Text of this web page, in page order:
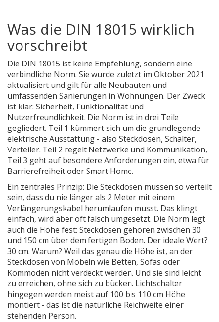
Was die DIN 18015 wirklich
vorschreibt
Die DIN 18015 ist keine Empfehlung, sondern eine
verbindliche Norm. Sie wurde zuletzt im Oktober 2021
aktualisiert und gilt für alle Neubauten und
umfassenden Sanierungen in Wohnungen. Der Zweck
ist klar: Sicherheit, Funktionalität und
Nutzerfreundlichkeit. Die Norm ist in drei Teile
gegliedert. Teil 1 kümmert sich um die grundlegende
elektrische Ausstattung - also Steckdosen, Schalter,
Verteiler. Teil 2 regelt Netzwerke und Kommunikation,
Teil 3 geht auf besondere Anforderungen ein, etwa für
Barrierefreiheit oder Smart Home.
Ein zentrales Prinzip: Die Steckdosen müssen so verteilt
sein, dass du nie länger als 2 Meter mit einem
Verlängerungskabel herumlaufen musst. Das klingt
einfach, wird aber oft falsch umgesetzt. Die Norm legt
auch die Höhe fest: Steckdosen gehören zwischen 30
und 150 cm über dem fertigen Boden. Der ideale Wert?
30 cm. Warum? Weil das genau die Höhe ist, an der
Steckdosen von Möbeln wie Betten, Sofas oder
Kommoden nicht verdeckt werden. Und sie sind leicht
zu erreichen, ohne sich zu bücken. Lichtschalter
hingegen werden meist auf 100 bis 110 cm Höhe
montiert - das ist die natürliche Reichweite einer
stehenden Person.